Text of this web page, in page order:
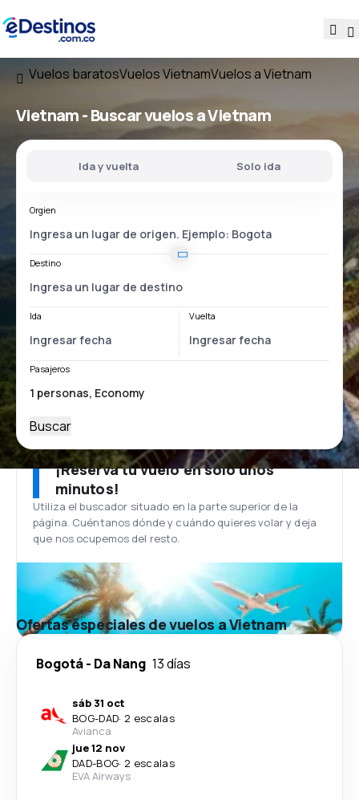
Vuelos baratosVuelos VietnamVuelos a Vietnam
Vietnam - Buscar vuelos a Vietnam
Ida y vuelta Solo ida
Orgien
Destino
Ida Vuelta
Pasajeros
Buscar
¡Reserva tu vuelo en solo unos
minutos!
Utiliza el buscador situado en la parte superior de la
página. Cuéntanos dónde y cuándo quieres volar y deja
que nos ocupemos del resto.
Ofertas especiales de vuelos a Vietnam
Bogotá- Da Nang 13 días
sáb 31 oct
BOG-DAD· 2 escalas
Avianca
jue 12 nov
DAD-BOG· 2 escalas
EVA Airways